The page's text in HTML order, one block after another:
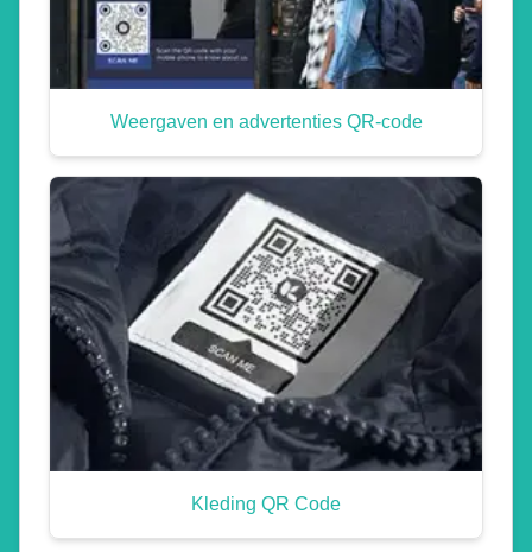
Weergaven en advertenties QR-code
Kleding QR Code